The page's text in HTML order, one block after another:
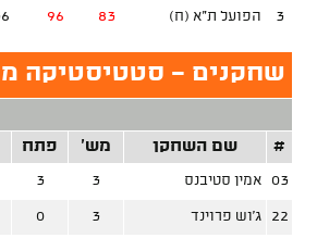
3 הפועל ת"א (ח) 83
96
שחקנים - סטטיסטיקה
#
שם השחקן מש' פתח
03 אמין סטיבנס 3
3
22 ג'וש פרוינד 3
0